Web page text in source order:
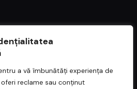
a vă îmbunătăți experiența de
reclame sau conținut
HUȘTIU